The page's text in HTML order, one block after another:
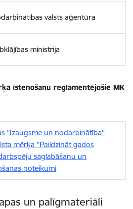
valsts aģentūra
ministrija
īstenošanu reglamentējošie MK
"Izaugsme un nodarbinātība"
mērķa "Paildzināt gados
saglabāšanu un
noteikumi
un palīgmateriāli